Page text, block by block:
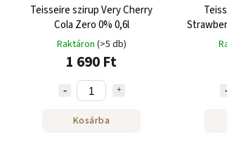
Teisseire szirup Very Cherry
Cola Zero 0% 0,6l
Raktáron (>5 db)
1 690 Ft
Kosárba